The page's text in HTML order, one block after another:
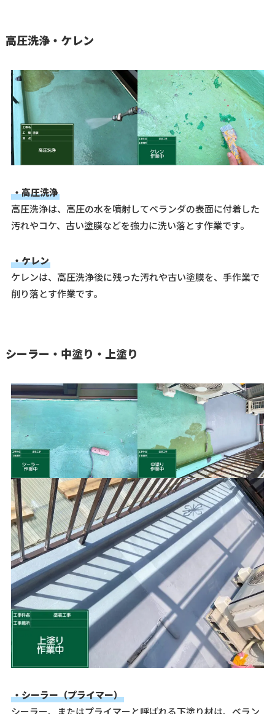
高圧洗浄・ケレン
・高圧洗浄
高圧洗浄は、高圧の水を噴射してベランダの表面に付着した
汚れやコケ、古い塗膜などを強力に洗い落とす作業です。
・ケレン
ケレンは、高圧洗浄後に残った汚れや古い塗膜を、手作業で
削り落とす作業です。
シーラー・中塗り・上塗り
・シーラー（プライマー）